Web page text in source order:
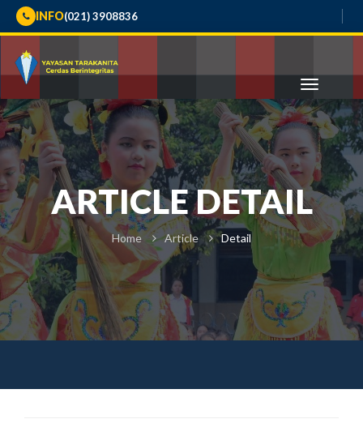
INFO(021) 3908836
ARTICLE DETAIL
Home Article Detail